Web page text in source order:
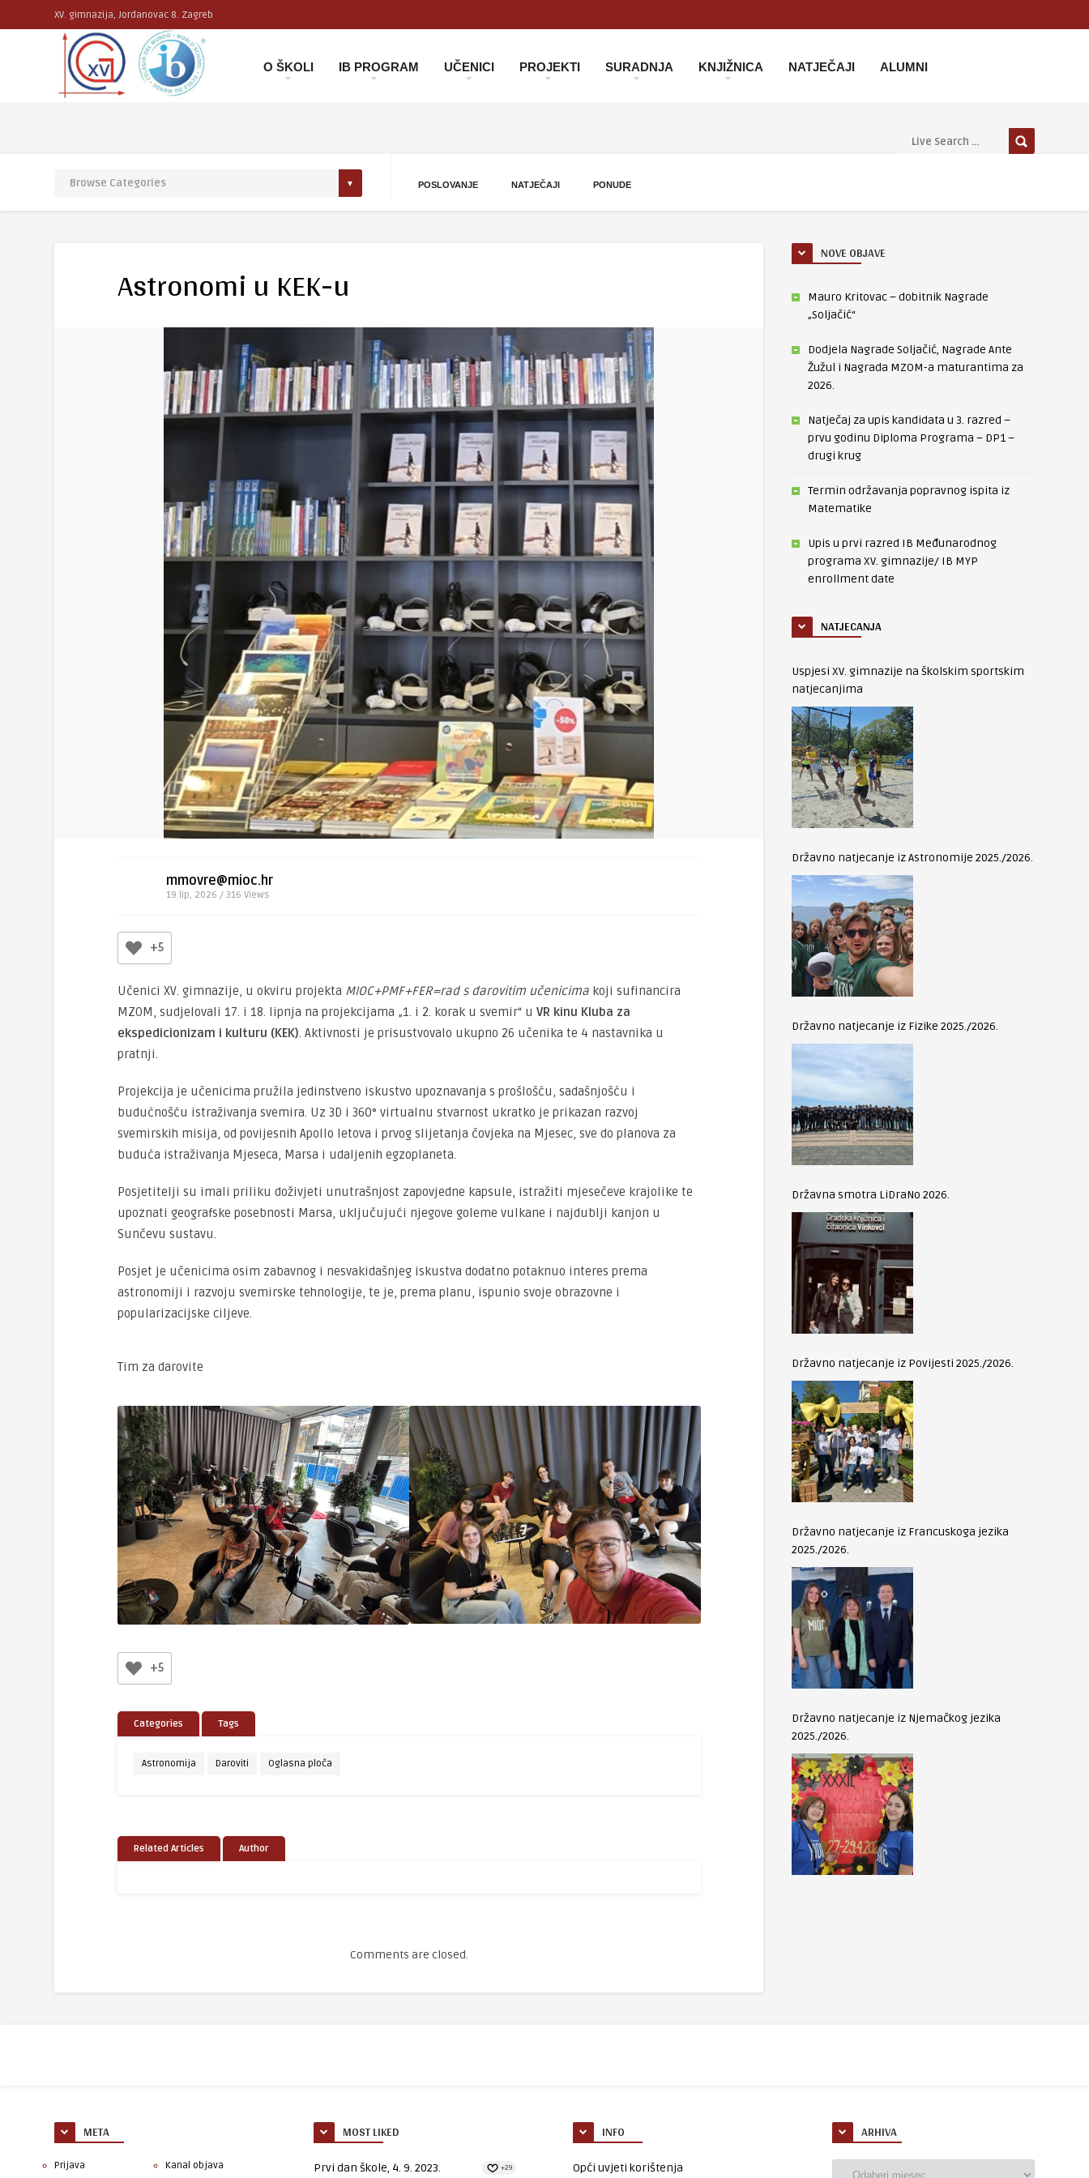
XV. gimnazija, Jordanovac 8. Zagreb
O ŠKOLI IB PROGRAM UČENICI PROJEKTI SURADNJA KNJIŽNICA NATJEČAJI ALUMNI
POSLOVANJE NATJEČAJI PONUDE
Astronomi u KEK-u
mmovre@mioc.hr
19 lip, 2026 / 316 Views
+5
Učenici XV. gimnazije, u okviru projekta MIOC+PMF+FER=rad s darovitim učenicimakoji sufinancira
MZOM, sudjelovali 17. i 18. lipnja na projekcijama „1. i 2. korak u svemir“ u VR kinu Kluba za
ekspedicionizam i kulturu (KEK). Aktivnosti je prisustvovalo ukupno 26 učenika te 4 nastavnika u
pratnji.
Projekcija je učenicima pružila jedinstveno iskustvo upoznavanja s prošlošću, sadašnjošću i
budućnošću istraživanja svemira. Uz 3D i 360° virtualnu stvarnost ukratko je prikazan razvoj
svemirskih misija, od povijesnih Apollo letova i prvog slijetanja čovjeka na Mjesec, sve do planova za
buduća istraživanja Mjeseca, Marsa i udaljenih egzoplaneta.
Posjetitelji su imali priliku doživjeti unutrašnjost zapovjedne kapsule, istražiti mjesečeve krajolike te
upoznati geografske posebnosti Marsa, uključujući njegove goleme vulkane i najdublji kanjon u
Sunčevu sustavu.
Posjet je učenicima osim zabavnog i nesvakidašnjeg iskustva dodatno potaknuo interes prema
astronomiji i razvoju svemirske tehnologije, te je, prema planu, ispunio svoje obrazovne i
popularizacijske ciljeve.
Tim za darovite
+5
Categories Tags
Astronomija Daroviti Oglasna ploča
Related Articles Author
Comments are closed.
NOVE OBJAVE
Mauro Kritovac – dobitnik Nagrade
„Soljačić“
Dodjela Nagrade Soljačić, Nagrade Ante
Žužul i Nagrada MZOM-a maturantima za
2026.
Natječaj za upis kandidata u 3. razred –
prvu godinu Diploma Programa – DP1 –
drugi krug
Termin održavanja popravnog ispita iz
Matematike
Upis u prvi razred IB Međunarodnog
programa XV. gimnazije/ IB MYP
enrollment date
NATJECANJA
Uspjesi XV. gimnazije na školskim sportskim
natjecanjima
Državno natjecanje iz Astronomije 2025./2026.
Državno natjecanje iz Fizike 2025./2026.
Državna smotra LiDraNo 2026.
Državno natjecanje iz Povijesti 2025./2026.
Državno natjecanje iz Francuskoga jezika
2025./2026.
Državno natjecanje iz Njemačkog jezika
2025./2026.
META
Prijava Kanal objava
MOST LIKED
Prvi dan škole, 4. 9. 2023. +29
INFO
Opći uvjeti korištenja
ARHIVA